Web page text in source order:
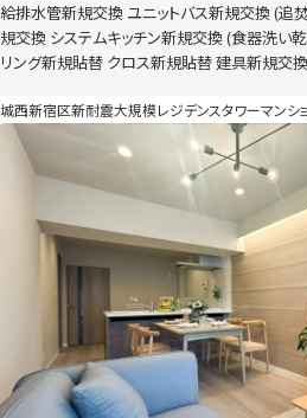
給排水管新規交換 ユニットバス新規交換 (追
規交換 システムキッチン新規交換 (食器洗い
リング新規貼替 クロス新規貼替 建具新規交
（玄関のみ人感センサー付き）
城西新宿区新耐震大規模レジデンスタワーマンシ
東京都板橋区大山西町 4LDK＋SIC